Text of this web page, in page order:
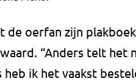
de oerfan zijn
“Anders telt het
heb ik het vaakst